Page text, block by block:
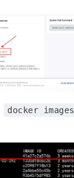
docker images